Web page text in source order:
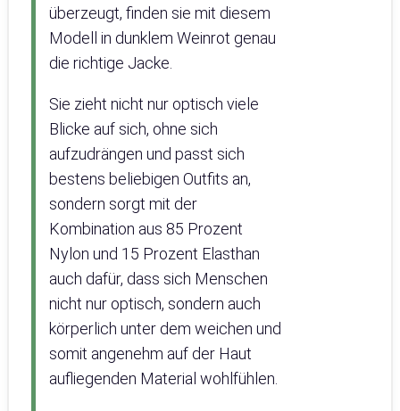
überzeugt, finden sie mit diesem
Modell in dunklem Weinrot genau
die richtige Jacke.
Sie zieht nicht nur optisch viele
Blicke auf sich, ohne sich
aufzudrängen und passt sich
bestens beliebigen Outfits an,
sondern sorgt mit der
Kombination aus 85 Prozent
Nylon und 15 Prozent Elasthan
auch dafür, dass sich Menschen
nicht nur optisch, sondern auch
körperlich unter dem weichen und
somit angenehm auf der Haut
aufliegenden Material wohlfühlen.